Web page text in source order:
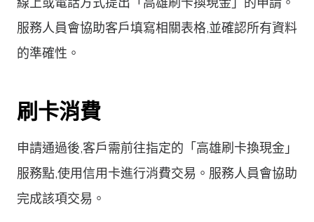
服務人員會協助客戶填寫相關表格,並確認所有資料
的準確性。
刷卡消費
申請通過後,客戶需前往指定的「高雄刷卡換現金」
服務點,使用信用卡進行消費交易。服務人員會協助
完成該項交易。